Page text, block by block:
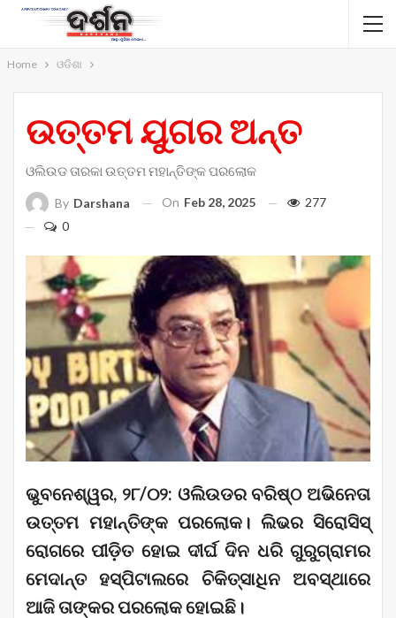
Home ଓଡିଶା
ଉତ୍ତମ ଯୁଗର ଅନ୍ତ
ଓଲିଉଡ ତାରକା ଉତ୍ତମ ମହାନ୍ତିଙ୍କ ପରଲୋକ
By Darshana On Feb 28, 2025
277
0
ଭୁବନେଶ୍ୱର, ୨୮/୦୨: ଓଲିଉଡର ବରିଷ୍ଠ ଅଭିନେତା
ଉତ୍ତମ ମହାନ୍ତିଙ୍କ ପରଲୋକ। ଲିଭର ସିରୋସିସ୍‌
ରୋଗରେ ପୀଡ଼ିତ ହୋଇ ଦୀର୍ଘ ଦିନ ଧରି ଗୁରୁଗ୍ରାମର
‌ମେଦାନ୍ତ ହସ୍ପିଟାଲରେ ଚିକିତ୍ସାଧିନ ଅବସ୍ଥାରେ
ଆଜି ତାଙ୍କର ପ‌ରଲୋକ ହୋଇଛି।